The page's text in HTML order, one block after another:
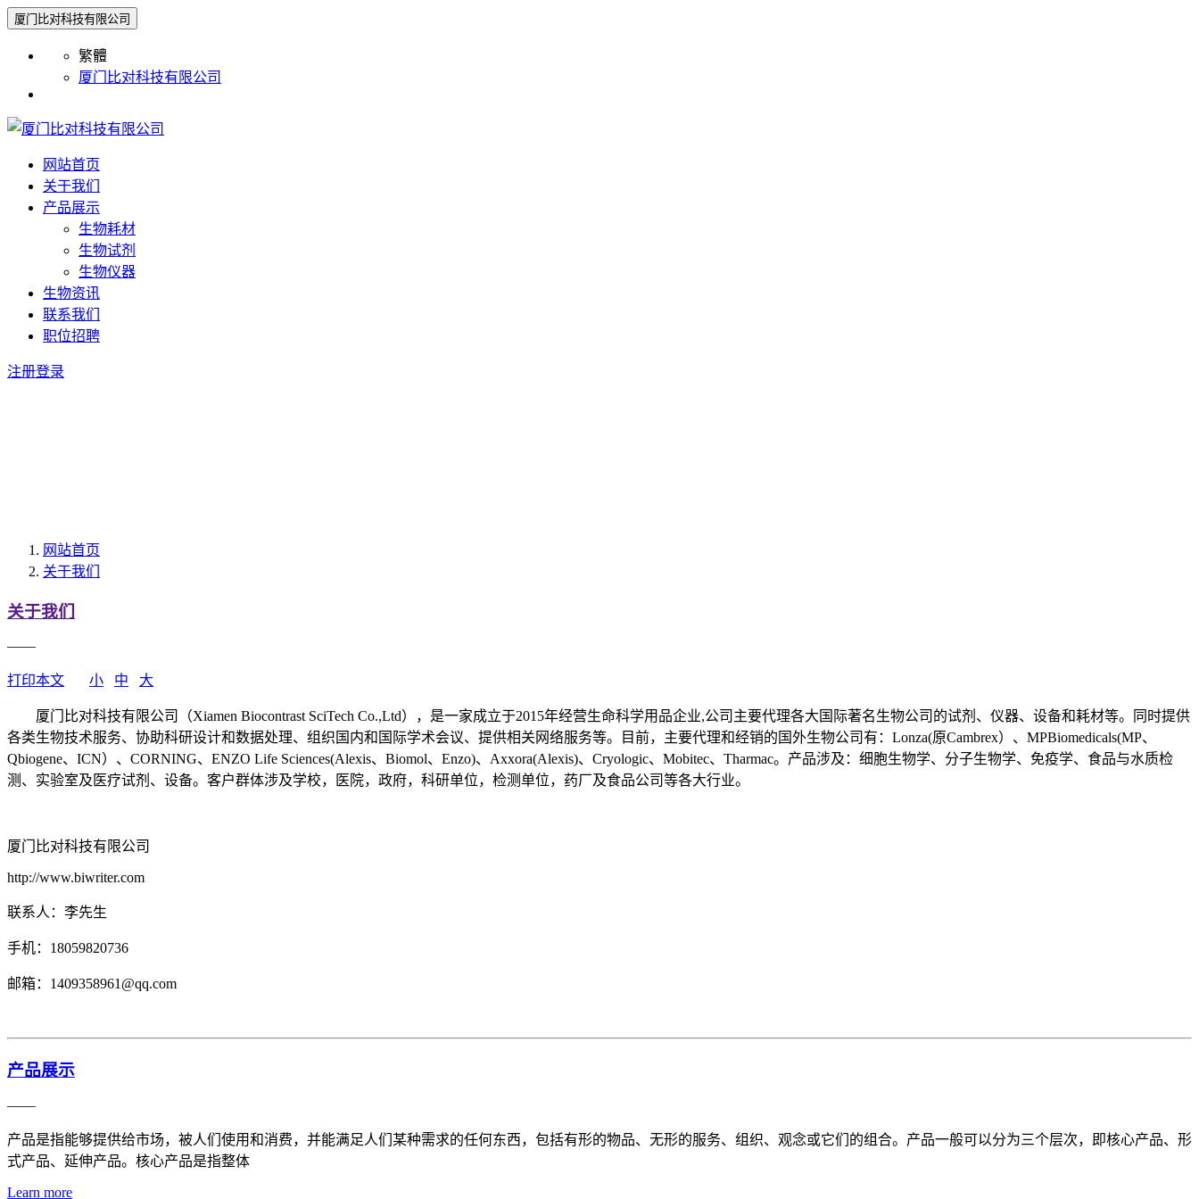
厦门比对科技有限公司
繁體
厦门比对科技有限公司
网站首页
关于我们
产品展示
生物耗材
生物试剂
生物仪器
生物资讯
联系我们
职位招聘
注册登录
网站首页
关于我们
关于我们
——
打印本文 小 中 大
厦门比对科技有限公司（Xiamen Biocontrast SciTech Co.,Ltd），是一家成立于2015年经营生命科学用品企业,公司主要代理各大国际著名生物公司的试剂、仪器、设备和耗材等。同时提供
各类生物技术服务、协助科研设计和数据处理、组织国内和国际学术会议、提供相关网络服务等。目前，主要代理和经销的国外生物公司有：Lonza(原Cambrex）、MPBiomedicals(MP、
Qbiogene、ICN）、CORNING、ENZO Life Sciences(Alexis、Biomol、Enzo)、Axxora(Alexis)、Cryologic、Mobitec、Tharmac。产品涉及：细胞生物学、分子生物学、免疫学、食品与水质检
测、实验室及医疗试剂、设备。客户群体涉及学校，医院，政府，科研单位，检测单位，药厂及食品公司等各大行业。
厦门比对科技有限公司
http://www.biwriter.com
联系人：李先生
手机：18059820736
邮箱：1409358961@qq.com
产品展示
——
产品是指能够提供给市场，被人们使用和消费，并能满足人们某种需求的任何东西，包括有形的物品、无形的服务、组织、观念或它们的组合。产品一般可以分为三个层次，即核心产品、形
式产品、延伸产品。核心产品是指整体
Learn more